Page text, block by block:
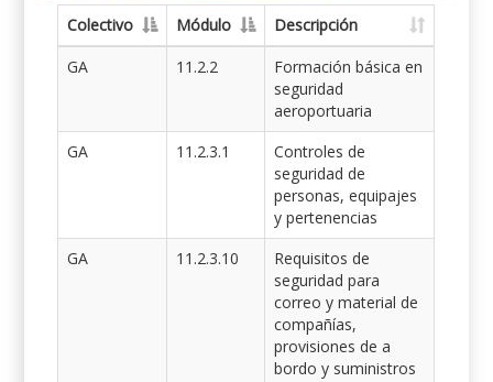
Colectivo Módulo
Descripción
GA
11.2.2
Formación básica en
seguridad
aeroportuaria
GA
11.2.3.1
Controles de
seguridad de
personas, equipajes
y pertenencias
GA
11.2.3.10
Requisitos de
seguridad para
correo y material de
compañías,
provisiones de a
bordo y suministros